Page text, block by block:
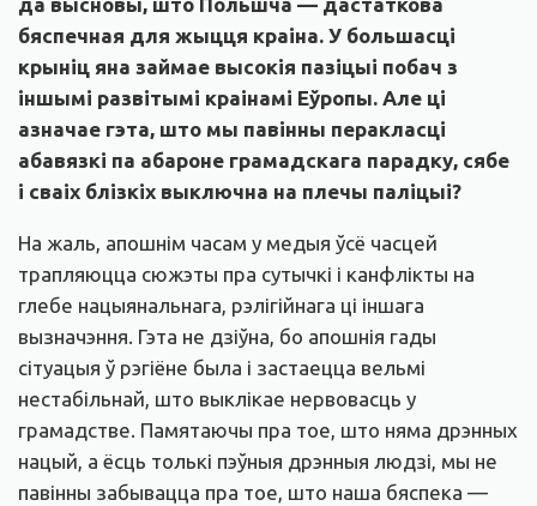
бяспечная для жыцця краіна. У большасці
крыніц яна займае высокія пазіцыі побач з
іншымі развітымі краінамі Еўропы. Але ці
азначае гэта, што мы павінны перакласці
абавязкі па абароне грамадскага парадку, сябе
і сваіх блізкіх выключна на плечы паліцыі?
На жаль, апошнім часам у медыя ўсё часцей
трапляюцца сюжэты пра сутычкі і канфлікты на
глебе нацыянальнага, рэлігійнага ці іншага
вызначэння. Гэта не дзіўна, бо апошнія гады
сітуацыя ў рэгіёне была і застаецца вельмі
нестабільнай, што выклікае нервовасць у
грамадстве. Памятаючы пра тое, што няма дрэнных
нацый, а ёсць толькі пэўныя дрэнныя людзі, мы не
павінны забывацца пра тое, што наша бяспека —